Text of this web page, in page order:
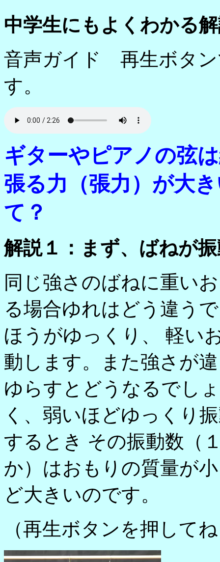
中学生にもよくわかる
音声ガイド 再生ボタン
す。
ギターやピアノの弦
張る力（張力）が大
て ？
解説１：まず、ばねが
同じ強さのばねに重い
る場合ゆれはどう違う
ほうがゆっくり、 軽い
動します。また強さが
ゆらすとどうなるでし
く、弱いほどゆっくり
するとき その振動数（
か）はおもりの質量が
ど大きいのです。
（再生ボタンを押して